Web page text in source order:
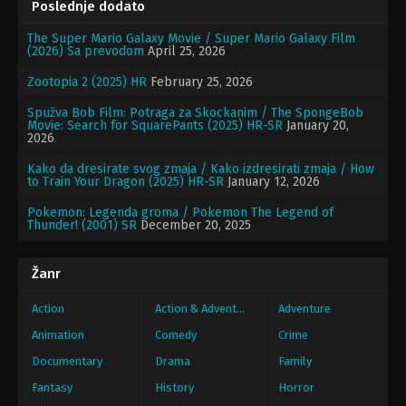
Poslednje dodato
The Super Mario Galaxy Movie / Super Mario Galaxy Film
(2026) Sa prevodom April 25, 2026
Zootopia 2 (2025) HR February 25, 2026
Spužva Bob Film: Potraga za Skockanim / The SpongeBob
Movie: Search for SquarePants (2025) HR-SR January 20,
2026
Kako da dresirate svog zmaja / Kako izdresirati zmaja / How
to Train Your Dragon (2025) HR-SR January 12, 2026
Pokemon: Legenda groma / Pokemon The Legend of
Thunder! (2001) SR December 20, 2025
Žanr
Action Action & Adventure
Adventure
Animation
Comedy
Crime
Documentary
Drama
Family
Fantasy
History
Horror